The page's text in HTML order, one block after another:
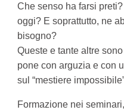
Che senso ha farsi
oggi? E soprattutto, ne
bisogno?
Queste e tante altre
pone con arguzia e con
sul “mestiere
Formazione nei